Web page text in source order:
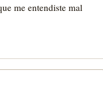
me entendiste mal